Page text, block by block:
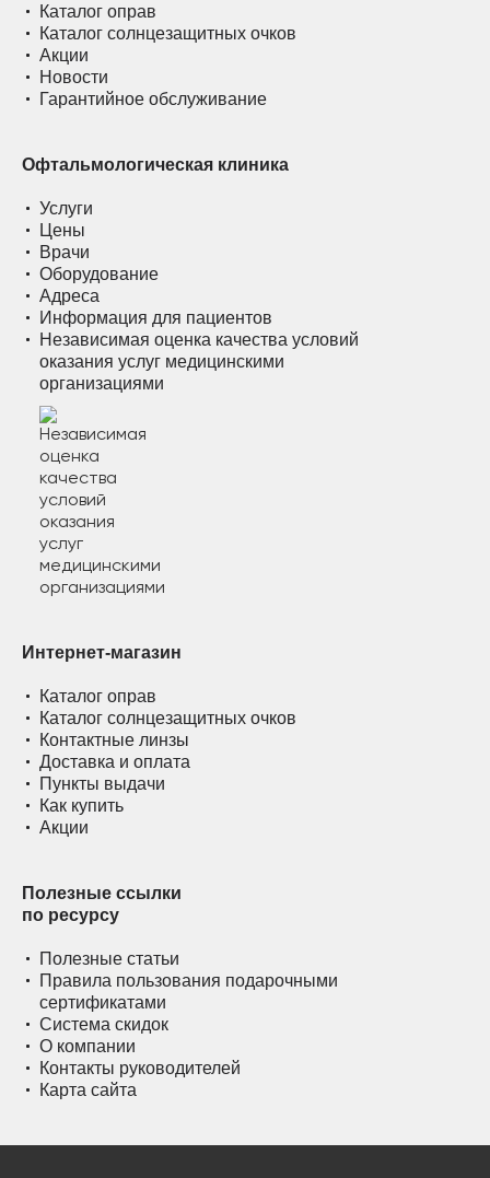
Каталог оправ
Каталог солнцезащитных очков
Акции
Новости
Гарантийное обслуживание
Офтальмологическая клиника
Услуги
Цены
Врачи
Оборудование
Адреса
Информация для пациентов
Независимая оценка качества условий
оказания услуг медицинскими
организациями
Интернет-магазин
Каталог оправ
Каталог солнцезащитных очков
Контактные линзы
Доставка и оплата
Пункты выдачи
Как купить
Акции
Полезные ссылки
по ресурсу
Полезные статьи
Правила пользования подарочными
сертификатами
Система скидок
О компании
Контакты руководителей
Карта сайта